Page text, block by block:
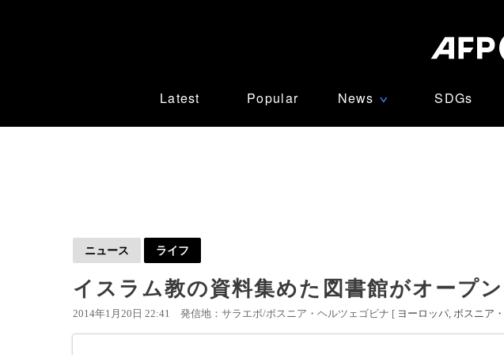
Latest Popular News ∨ SDGs
ニュース ライフ
イスラム教の資料集めた図書館がオープ
2014年1月20日 22:41 発信地：サラエボ/ボスニア・ヘルツェゴビナ [ ヨーロッパ ボスニア